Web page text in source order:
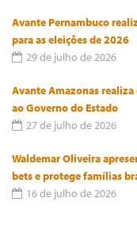
Avante Pernambuco
para as eleições de 2026
29 de julho de 2026
Avante Amazonas
ao Governo do Estado
27 de julho de 2026
Waldemar Oliveira
bets e protege famílias
16 de julho de 2026